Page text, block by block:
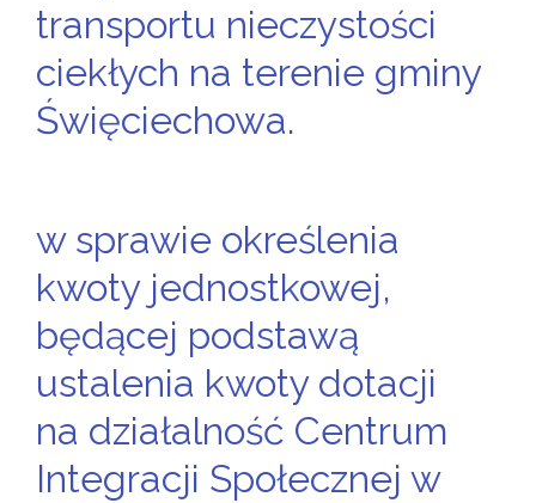
transportu nieczystości
ciekłych na terenie gminy
Święciechowa.
w sprawie określenia
kwoty jednostkowej,
będącej podstawą
ustalenia kwoty dotacji
na działalność Centrum
Integracji Społecznej w